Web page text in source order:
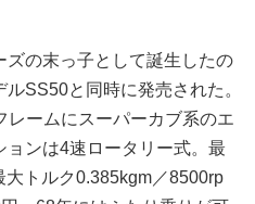
の末っ子として誕生したの
SS50と同時に発売された。
ームにスーパーカブ系のエ
ョンは4速ロータリー式。最
トルク0.385kgm／8500rp